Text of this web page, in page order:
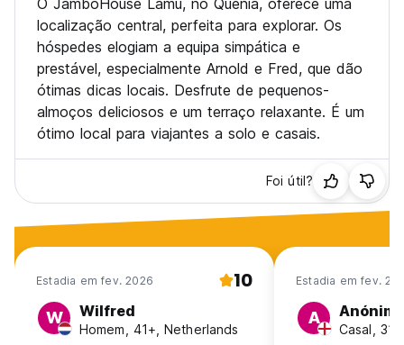
O JamboHouse Lamu, no Quénia, oferece uma
localização central, perfeita para explorar. Os
hóspedes elogiam a equipa simpática e
prestável, especialmente Arnold e Fred, que dão
ótimas dicas locais. Desfrute de pequenos-
almoços deliciosos e um terraço relaxante. É um
ótimo local para viajantes a solo e casais.
Foi útil?
Estadia em fev. 2026 10
W Wilfred
Homem, 41+, Netherlands
Estadia em fev.
A
Casal,